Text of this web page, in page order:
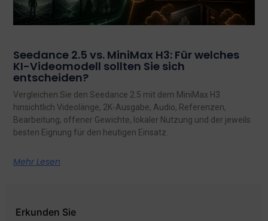
Seedance 2.5 vs. MiniMax H3: Für welches
KI-Videomodell sollten Sie sich
entscheiden?
Vergleichen Sie den Seedance 2.5 mit dem MiniMax H3
hinsichtlich Videolänge, 2K-Ausgabe, Audio, Referenzen,
Bearbeitung, offener Gewichte, lokaler Nutzung und der jeweils
besten Eignung für den heutigen Einsatz.
Mehr Lesen
Erkunden Sie